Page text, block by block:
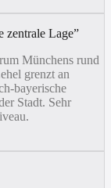
zentrale Lage”
Münchens rund
grenzt an
bayerische
Stadt. Sehr